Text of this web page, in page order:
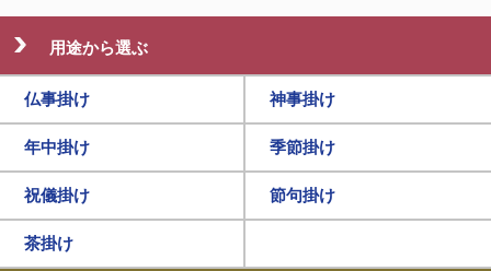
用途から選ぶ
仏事掛け 神事掛け
年中掛け 季節掛け
祝儀掛け 節句掛け
茶掛け